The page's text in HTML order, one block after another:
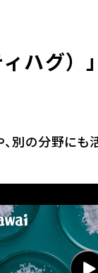
ィハグ）
別の分野にも